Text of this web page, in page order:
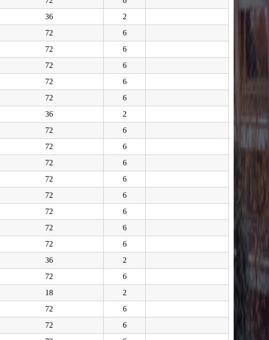
36
2
72
6
72
6
72
6
72
6
72
6
36
2
72
6
72
6
72
6
72
6
72
6
72
6
72
6
72
6
36
2
72
6
18
2
72
6
72
6